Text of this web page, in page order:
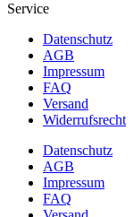
Service
Datenschutz
AGB
Impressum
FAQ
Versand
Widerrufsrecht
Datenschutz
AGB
Impressum
FAQ